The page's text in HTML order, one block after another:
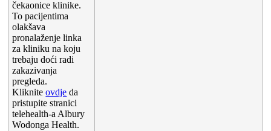
čekaonice klinike.
To pacijentima
olakšava
pronalaženje linka
za kliniku na koju
trebaju doći radi
zakazivanja
pregleda.
Kliknite ovdje da
pristupite stranici
telehealth-a Albury
Wodonga Health.